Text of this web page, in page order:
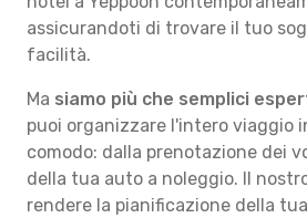
assicurandoti di trovare il tuo
facilità.
Ma siamo più che semplici
puoi organizzare l'intero viaggio
comodo: dalla prenotazione dei
della tua auto a noleggio. Il
rendere la pianificazione della